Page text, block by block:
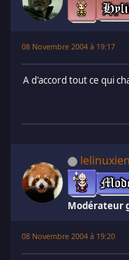
08 Novembre 2004 à 19:17
A d'accord tout ce qui
lelinuxien
Modérateur
08 Novembre 2004 à 19:20